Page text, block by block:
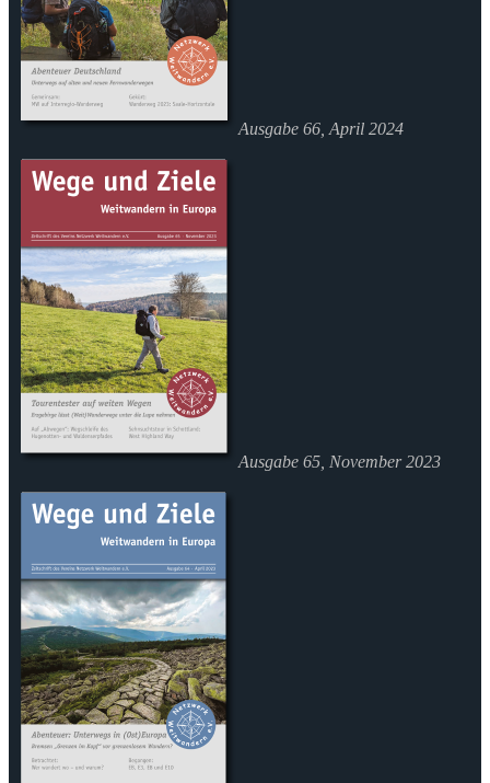
Ausgabe 66, April 2024
Ausgabe 65, November 2023